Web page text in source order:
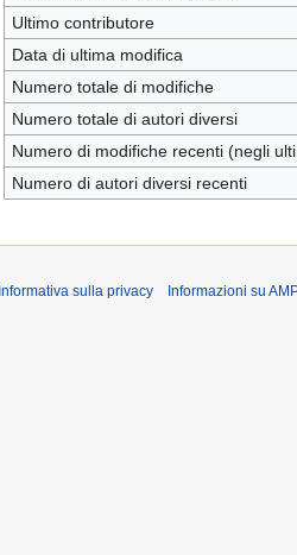
Ultimo contributore
Data di ultima modifica
Numero totale di modifiche
Numero totale di autori diversi
Numero di modifiche recenti (negli
Numero di autori diversi recenti
Informativa sulla privacy Informazioni su